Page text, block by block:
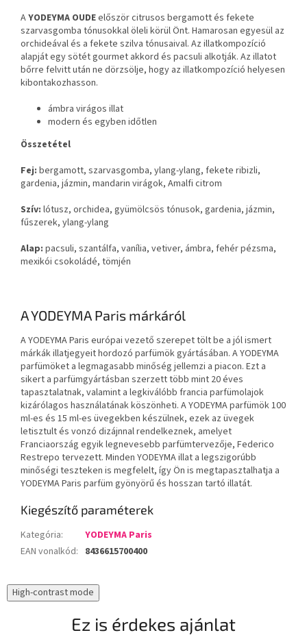
AYODEYMA OUDEelőször citrusos bergamott és fekete
szarvasgomba tónusokkal öleli körül Önt. Hamarosan egyesül az
orchideával és a fekete szilva tónusaival. Az illatkompozíció
alapját egy sötét gourmet akkord és pacsuli alkotják. Az illatot
bőrre felvitt után ne dörzsölje, hogy az illatkompozíció helyesen
kibontakozhasson.
ámbra virágos illat
modern és egyben időtlen
Összetétel
Fej: bergamott, szarvasgomba, ylang-ylang, fekete ribizli,
gardenia, jázmin, mandarin virágok, Amalfi citrom
Szív: lótusz, orchidea, gyümölcsös tónusok, gardenia, jázmin,
fűszerek, ylang-ylang
Alap: pacsuli, szantálfa, vanília, vetiver, ámbra, fehér pézsma,
mexikói csokoládé, tömjén
A YODEYMA Paris márkáról
A YODEYMA Paris európai vezető szerepet tölt be a jól ismert
márkák illatjegyeit hordozó parfümök gyártásában. A YODEYMA
parfümöket a legmagasabb minőség jellemzi a piacon. Ezt a
sikert a parfümgyártásban szerzett több mint 20 éves
tapasztalatnak, valamint a legkiválóbb francia parfümolajok
kizárólagos használatának köszönheti. A YODEYMA parfümök 100
ml-es és 15 ml-es üvegekben készülnek, ezek az üvegek
letisztult és vonzó dizájnnal rendelkeznek, amelyet
Franciaország egyik legnevesebb parfümtervezője, Federico
Restrepo tervezett. Minden YODEYMA illat a legszigorúbb
minőségi teszteken is megfelelt, így Ön is megtapasztalhatja a
YODEYMA Paris parfüm gyönyörű és hosszan tartó illatát.
Kiegészítő paraméterek
Kategória:
YODEYMA Paris
EAN vonalkód: 8436615700400
High-contrast mode
Ez is érdekes ajánlat